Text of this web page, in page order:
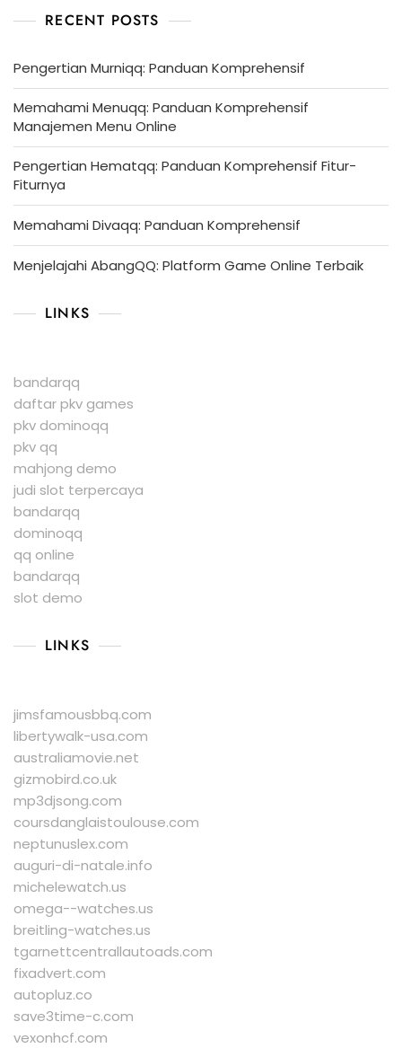
RECENT POSTS
Pengertian Murniqq: Panduan Komprehensif
Memahami Menuqq: Panduan Komprehensif
Manajemen Menu Online
Pengertian Hematqq: Panduan Komprehensif Fitur-
Fiturnya
Memahami Divaqq: Panduan Komprehensif
Menjelajahi AbangQQ: Platform Game Online Terbaik
LINKS
bandarqq
daftar pkv games
pkv dominoqq
pkv qq
mahjong demo
judi slot terpercaya
bandarqq
dominoqq
qq online
bandarqq
slot demo
LINKS
jimsfamousbbq.com
libertywalk-usa.com
australiamovie.net
gizmobird.co.uk
mp3djsong.com
coursdanglaistoulouse.com
neptunuslex.com
auguri-di-natale.info
michelewatch.us
omega--watches.us
breitling-watches.us
tgarnettcentrallautoads.com
fixadvert.com
autopluz.co
save3time-c.com
vexonhcf.com